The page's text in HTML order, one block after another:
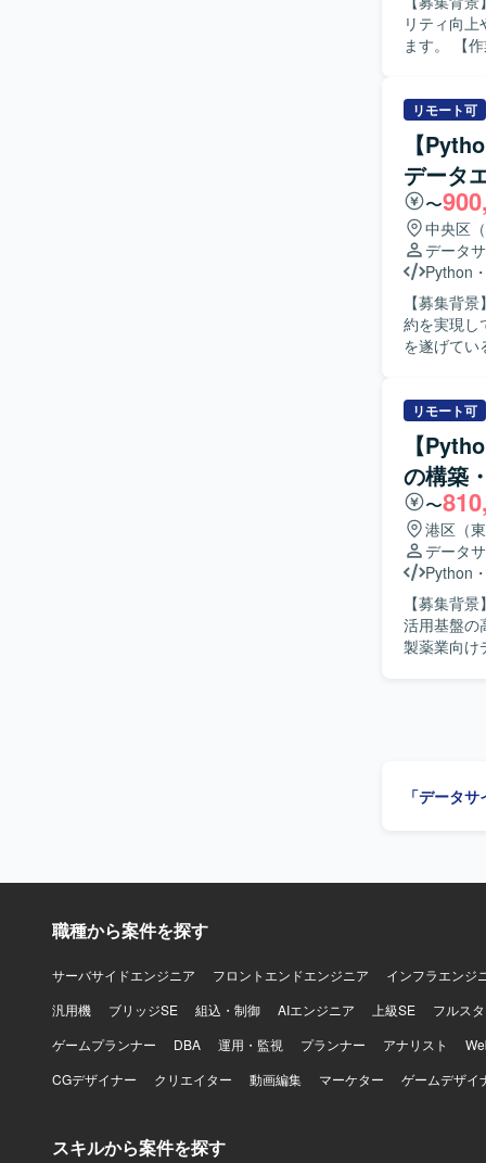
リティ向
ます。 【作業内容】 自社ゲーム／サービスに蓄積されたデータを基に、仮説構築から施策提案
ト分析、
Streamlit
ター、マ
スのデータ
く助言や提
数値指標
行います。 【求める人物像】 ゲーム領域におけるデータ分析のプロフェッショナルを目指した
い方や、
を求めて
意欲をお持ちの方が望まし
制の中で、
企画初期か
意見交換が
の両方を実現していただけ
行われて
ションスペ
ェクトのマ
実施されて
リモート可
【
データ
〜
中央区（
データ
Python ・
【募集背
約を実現し
を遂げてい
造化し、
データを
可能とな
ションパー
高度化にも
BIダッシュ
連携しなが
人物像】
計できる
視しなが
ッシュボー
るマインド
構築とい
境で、プ
い、
Devinなど
リモート可
【
の構築
〜
港区（東
データ
Python ・
【募集背
活用基盤の高
製薬業向け
高度化を
を求めています。 【ポジションの魅力】 製薬業向けの
タプラット
「データ
職種から案件を探す
サーバサイドエンジニア フロントエンドエンジニア インフラエンジ
汎用機
ブリッジSE 組込・制御 AIエンジニア 上級SE フルス
ゲームプランナー
DBA 運用・監視 プランナー アナリスト
CGデザイナー
クリエイター 動画編集 マーケター ゲームデザイ
スキルから案件を探す